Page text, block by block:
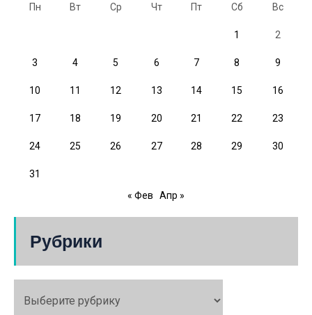
Пн Вт Ср Чт Пт Сб Вс
1 2
3 4 5 6 7 8 9
10 11 12 13 14 15 16
17 18 19 20 21 22 23
24 25 26 27 28 29 30
31
« Фев
Апр »
Рубрики